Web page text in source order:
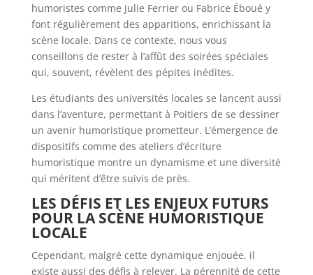
humoristes comme Julie Ferrier ou Fabrice Éboué y
font régulièrement des apparitions, enrichissant la
scène locale. Dans ce contexte, nous vous
conseillons de rester à l’affût des soirées spéciales
qui, souvent, révèlent des pépites inédites.
Les étudiants des universités locales se lancent aussi
dans l’aventure, permettant à Poitiers de se dessiner
un avenir humoristique prometteur. L’émergence de
dispositifs comme des ateliers d’écriture
humoristique montre un dynamisme et une diversité
qui méritent d’être suivis de près.
LES DÉFIS ET LES ENJEUX FUTURS
POUR LA SCÈNE HUMORISTIQUE
LOCALE
Cependant, malgré cette dynamique enjouée, il
existe aussi des défis à relever. La pérennité de cette